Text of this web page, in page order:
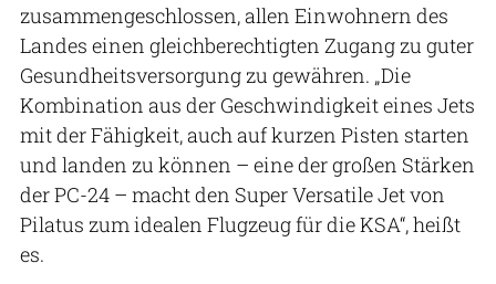
zusammengeschlossen, allen Einwohnern des
Landes einen gleichberechtigten Zugang zu guter
Gesundheitsversorgung zu gewähren. „Die
Kombination aus der Geschwindigkeit eines Jets
mit der Fähigkeit, auch auf kurzen Pisten starten
und landen zu können – eine der großen Stärken
der PC-24 – macht den Super Versatile Jet von
Pilatus zum idealen Flugzeug für die KSA“, heißt
es.